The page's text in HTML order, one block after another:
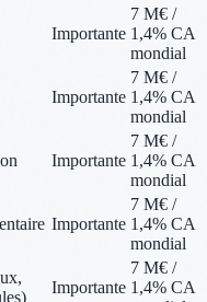
Importante
7 M€ /
1,4% CA
mondial
Importante
7 M€ /
1,4% CA
mondial
Importante
7 M€ /
1,4% CA
mondial
Importante
7 M€ /
1,4% CA
mondial
Importante
7 M€ /
1,4% CA